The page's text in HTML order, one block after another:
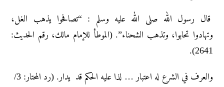
قال رسول الله صلى الله عليه وسلم : “تصافحوا يذهب الغل،
وتهادوا تحابوا، وتذهب الشحناء”. (الموطأ للإمام مالك، رقم الحديث:
2641).
والعرف في الشرع له اعتبار … لذا عليه الحكم قد يدار. (رد المحتار: 3/